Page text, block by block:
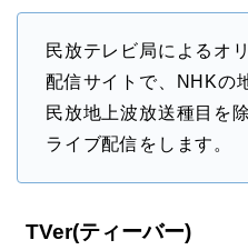
民放テレビ局によるオ
配信サイトで、NHKの
民放地上波放送種目を
ライブ配信をします。
TVer(ティーバー)